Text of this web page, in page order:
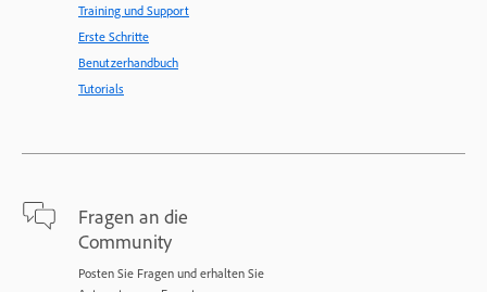
Training und Support
Erste Schritte
Benutzerhandbuch
Tutorials
Fragen an die
Community
Posten Sie Fragen und erhalten Sie